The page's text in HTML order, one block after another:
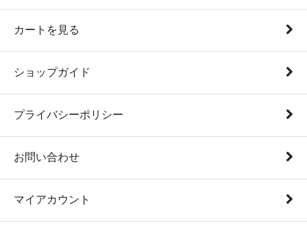
カートを見る
ショップガイド
プライバシーポリシー
お問い合わせ
マイアカウント